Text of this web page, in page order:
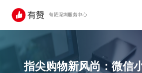
指尖购物新风尚：微信